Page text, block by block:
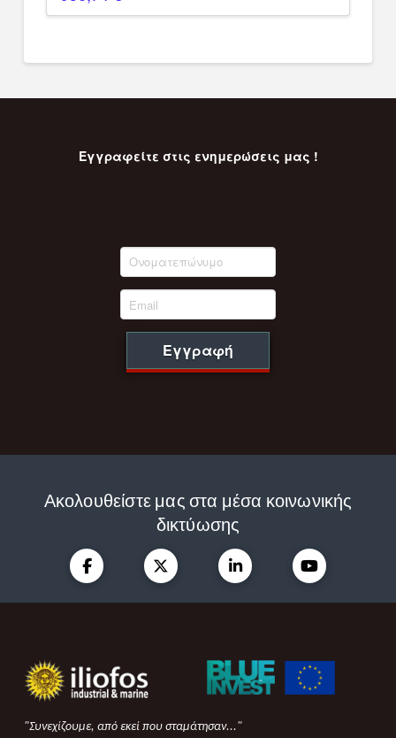
Εγγραφείτε στις ενημερώσεις μας !
Εγγραφή
Ακολουθείστε μας στα μέσα κοινωνικής
δικτύωσης
"Συνεχίζουμε, από εκεί που σταμάτησαν..."